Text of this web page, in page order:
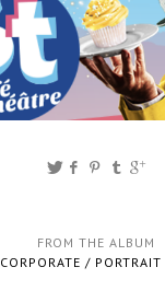
FROM THE ALBUM
CORPORATE / PORTRAIT